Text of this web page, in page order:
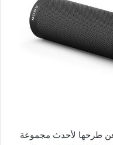
طرحها لأحدث مجموعة